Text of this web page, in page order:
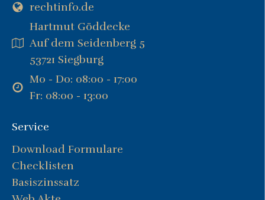
rechtinfo.de
Hartmut Göddecke
Auf dem Seidenberg 5
53721 Siegburg
Mo - Do: 08:00 - 17:00
Fr: 08:00 - 13:00
Service
Download Formulare
Checklisten
Basiszinssatz